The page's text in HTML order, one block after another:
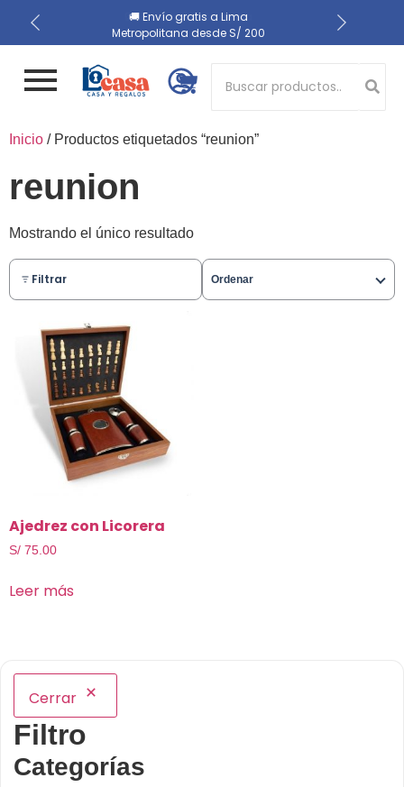
🚚 Envío gratis a Lima
Metropolitana desde S/ 200
🔒 Compra 100% segura
📍 Recojo en almacén el
mismo día
Button 1
Button 2
Inicio / Productos etiquetados “reunion”
reunion
Mostrando el único resultado
Filtrar Ordenar
Ajedrez con Licorera
S/ 75.00
Leer más
Cerrar
Filtro
Categorías